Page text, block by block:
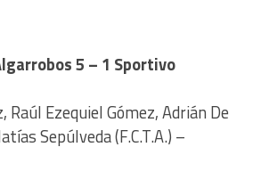
5 – 1 Sportivo
Raúl Ezequiel Gómez, Adrián De
Sepúlveda (F.C.T.A.) –